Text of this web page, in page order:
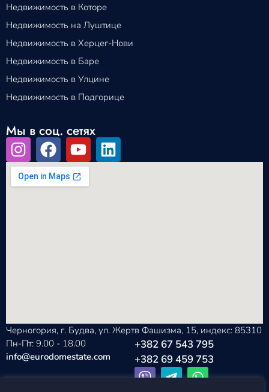
Недвижимость в Которе
Недвижимость на Луштице
Недвижимость в Херцег-Нови
Недвижимость в Баре
Недвижимость в Улцине
Недвижимость в Подгорице
Мы в соц. сетях
Черногория, г. Будва, ул. Жертв Фашизма, 15, индекс: 85310
Пн-Пт: 9.00 - 18.00
info@eurodomestate.com
+382 67 543 795
+382 69 459 753